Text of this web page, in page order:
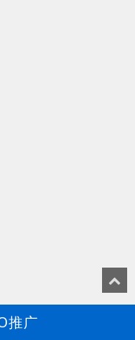
推广